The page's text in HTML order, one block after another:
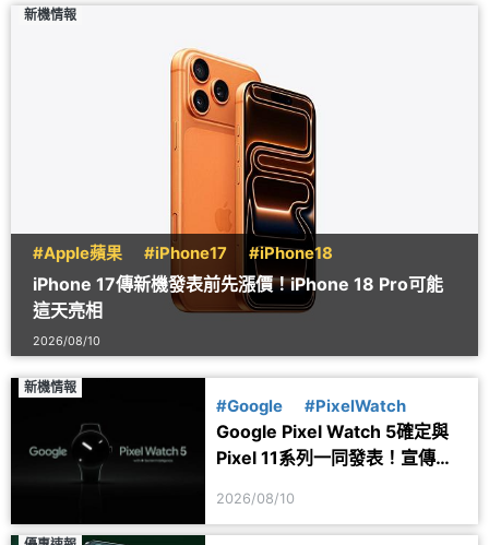
新機情報
#Apple蘋果 #iPhone17 #iPhone18
iPhone 17傳新機發表前先漲價！iPhone 18 Pro可能
這天亮相
2026/08/10
新機情報
#Google #PixelWatch
Google Pixel Watch 5確定與
Pixel 11系列一同發表！宣傳圖
2026/08/10